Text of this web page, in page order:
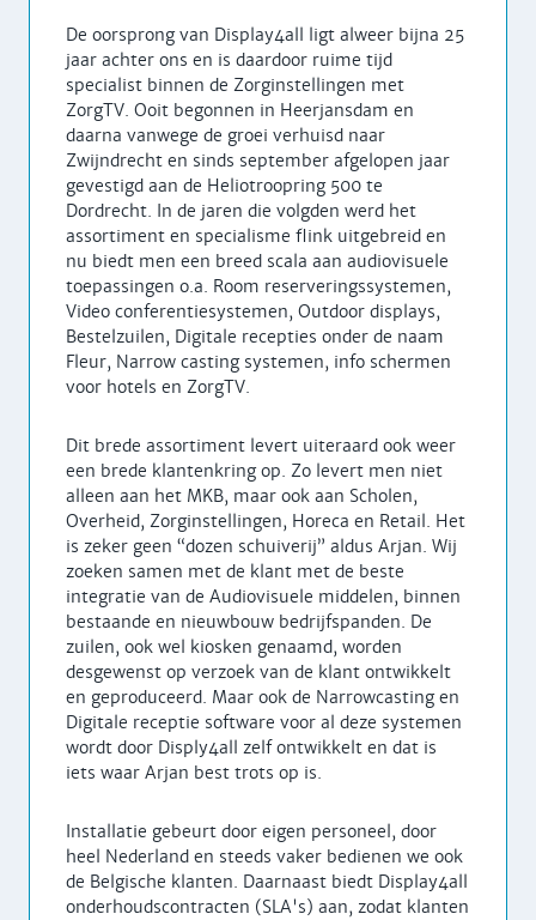
De oorsprong van Display4all ligt alweer bijna 25
jaar achter ons en is daardoor ruime tijd
specialist binnen de Zorginstellingen met
ZorgTV. Ooit begonnen in Heerjansdam en
daarna vanwege de groei verhuisd naar
Zwijndrecht en sinds september afgelopen jaar
gevestigd aan de Heliotroopring 500 te
Dordrecht. In de jaren die volgden werd het
assortiment en specialisme flink uitgebreid en
nu biedt men een breed scala aan audiovisuele
toepassingen o.a. Room reserveringssystemen,
Video conferentiesystemen, Outdoor displays,
Bestelzuilen, Digitale recepties onder de naam
Fleur, Narrow casting systemen, info schermen
voor hotels en ZorgTV.
Dit brede assortiment levert uiteraard ook weer
een brede klantenkring op. Zo levert men niet
alleen aan het MKB, maar ook aan Scholen,
Overheid, Zorginstellingen, Horeca en Retail. Het
is zeker geen “dozen schuiverij” aldus Arjan. Wij
zoeken samen met de klant met de beste
integratie van de Audiovisuele middelen, binnen
bestaande en nieuwbouw bedrijfspanden. De
zuilen, ook wel kiosken genaamd, worden
desgewenst op verzoek van de klant ontwikkelt
en geproduceerd. Maar ook de Narrowcasting en
Digitale receptie software voor al deze systemen
wordt door Disply4all zelf ontwikkelt en dat is
iets waar Arjan best trots op is.
Installatie gebeurt door eigen personeel, door
heel Nederland en steeds vaker bedienen we ook
de Belgische klanten. Daarnaast biedt Display4all
onderhoudscontracten (SLA's) aan, zodat klanten